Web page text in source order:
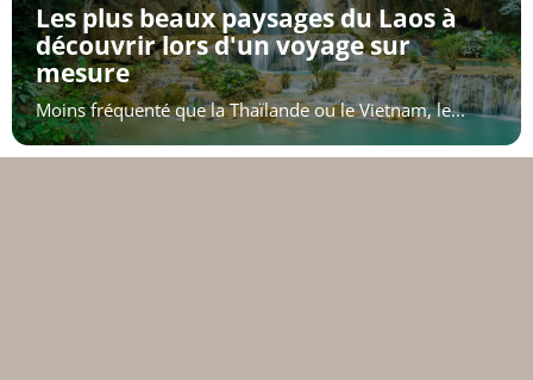
Les plus beaux paysages du Laos à
découvrir lors d'un voyage sur
mesure
Moins fréquenté que la Thaïlande ou le Vietnam, le...